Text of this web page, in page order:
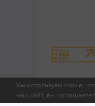
Мы используем cookie,
наш сайт, вы